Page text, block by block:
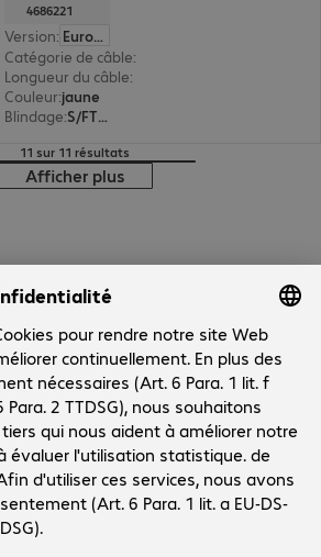
4686221
Version:
Europe
Catégorie de câble:
Longueur du câble:
Couleur:jaune
Blindage: S/FTP (PIMF)
11 sur 11 résultats
Afficher plus